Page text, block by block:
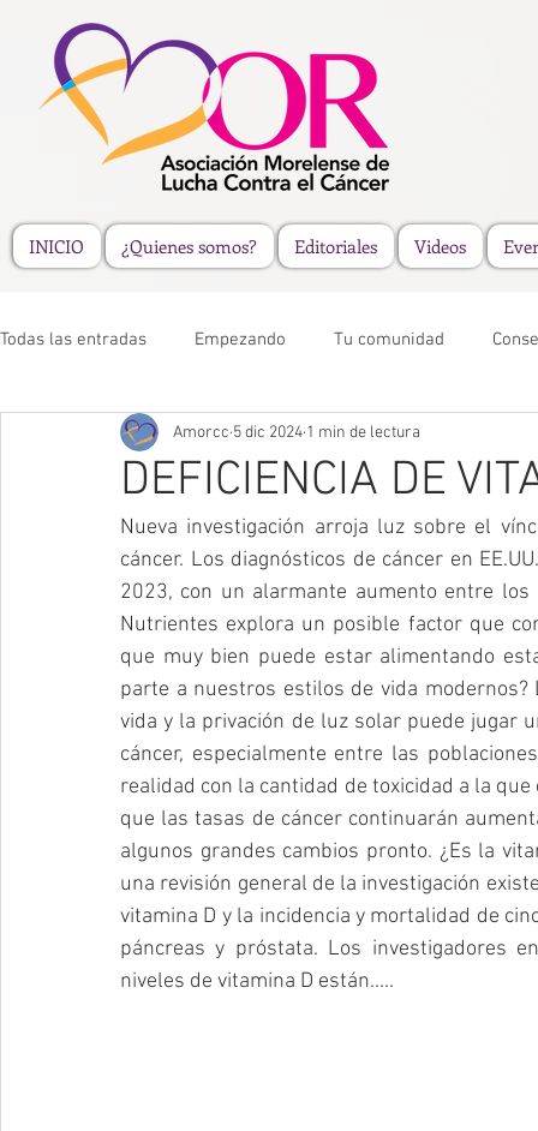
INICIO ¿Quienes somos? Editoriales Videos
Todas las entradas Empezando Tu comunidad
DEFICIENCIA DE
Amorcc 5 dic 2024 1 min de lectura
Nueva investigación arroja luz sobre el
cáncer. Los diagnósticos de cáncer en
2023, con un alarmante aumento entre
Nutrientes explora un posible factor que
que muy bien puede estar alimentando
parte a nuestros estilos de vida
vida y la privación de luz solar puede jugar
cáncer, especialmente entre las
realidad con la cantidad de toxicidad a la
que las tasas de cáncer continuarán
algunos grandes cambios pronto. ¿Es la
una revisión general de la investigación
vitamina D y la incidencia y mortalidad de
páncreas y próstata. Los investigadores
niveles de vitamina D están.....